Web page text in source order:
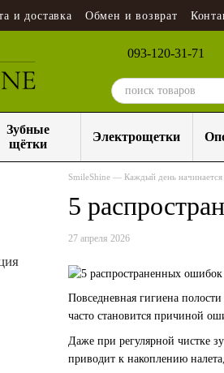
и доставка Обмен и возврат
093-120-31-71
Зубные
щётки
Электрощетки
SmileShine — Каждый день начинается
5
27 апреля 2026
Повседневная гигиена
часто становится причиной
Даже при регулярной чистке
приводит к накоплению